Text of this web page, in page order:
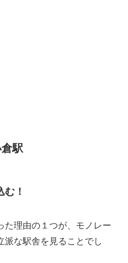
駅
！
た理由の１つが、モノレー
派な駅舎を見ることでし